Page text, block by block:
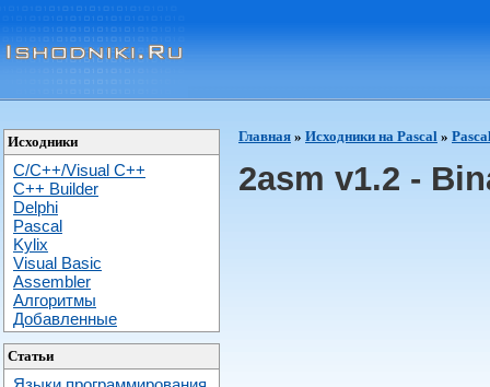
Исходники
C/C++/Visual C++
С++ Builder
Delphi
Pascal
Kylix
Visual Basic
Assembler
Алгоритмы
Добавленные
Статьи
Главная » Исходники на Pascal »
2asm v1.2 -